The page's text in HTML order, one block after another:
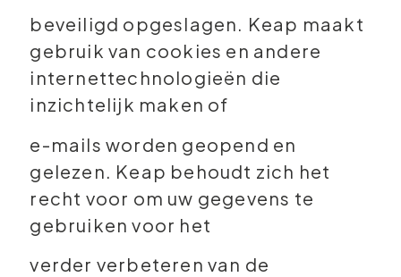
beveiligd opgeslagen. Keap maakt
gebruik van cookies en andere
internettechnologieën die
inzichtelijk maken of
e-mails worden geopend en
gelezen. Keap behoudt zich het
recht voor om uw gegevens te
gebruiken voor het
verder verbeteren van de